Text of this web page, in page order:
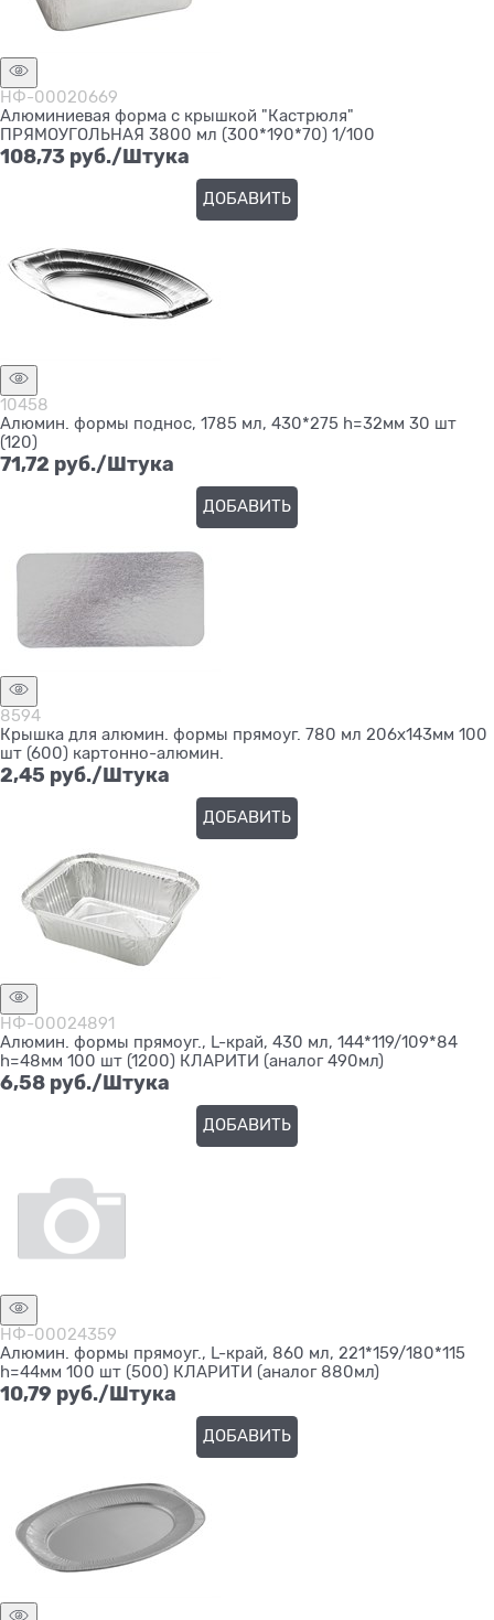
НФ-00020669
Алюминиевая форма с крышкой "Кастрюля"
ПРЯМОУГОЛЬНАЯ 3800 мл (300*190*70) 1/100
108,73 руб./Штука
ДОБАВИТЬ
10458
Алюмин. формы поднос, 1785 мл, 430*275 h=32мм 30 шт
(120)
71,72 руб./Штука
ДОБАВИТЬ
8594
Крышка для алюмин. формы прямоуг. 780 мл 206х143мм 100
шт (600) картонно-алюмин.
2,45 руб./Штука
ДОБАВИТЬ
НФ-00024891
Алюмин. формы прямоуг., L-край, 430 мл, 144*119/109*84
h=48мм 100 шт (1200) КЛАРИТИ (аналог 490мл)
6,58 руб./Штука
ДОБАВИТЬ
НФ-00024359
Алюмин. формы прямоуг., L-край, 860 мл, 221*159/180*115
h=44мм 100 шт (500) КЛАРИТИ (аналог 880мл)
10,79 руб./Штука
ДОБАВИТЬ